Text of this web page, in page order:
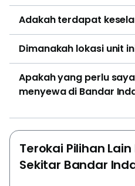
Adakah terdapat
Dimanakah lokasi unit
Apakah yang perlu
menyewa di Bandar
Terokai Pilihan
Sekitar Bandar